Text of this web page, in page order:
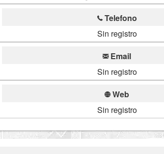
Telefono
Sin registro
Email
Sin registro
Web
Sin registro